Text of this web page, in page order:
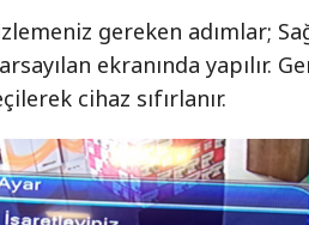
gereken adımlar;
ekranında yapılır.